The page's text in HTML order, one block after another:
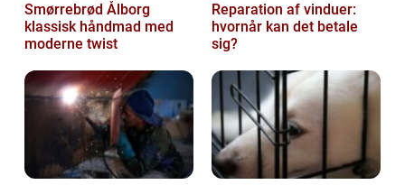
Smørrebrød Ålborg
klassisk håndmad med
moderne twist
Reparation af vinduer:
hvornår kan det betale
sig?